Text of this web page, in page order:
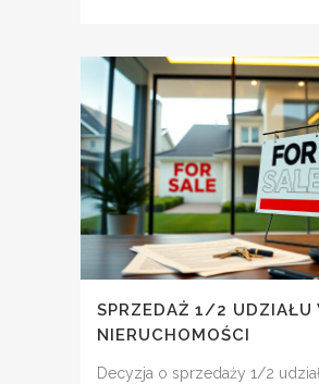
SPRZEDAŻ 1/2 UDZIAŁU
NIERUCHOMOŚCI
Decyzja o sprzedaży 1/2